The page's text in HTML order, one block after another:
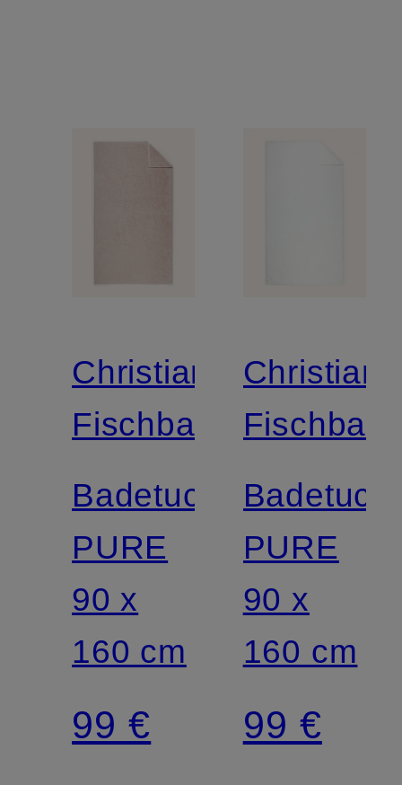
Christian
Fischbacher
Badetuch
PURE
90 x
160 cm
99 €
Christian
Badetuch
PURE
90 x
160 cm
99 €